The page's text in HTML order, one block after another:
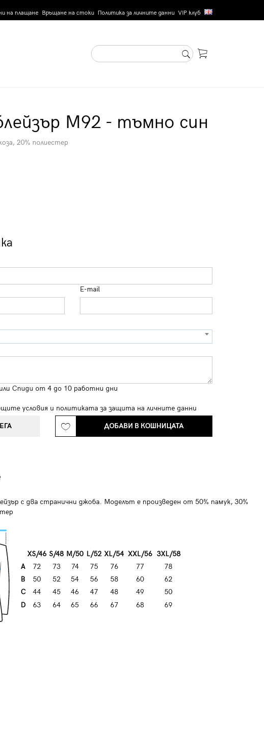
на плащане Връщане на стоки Политика за личните данни VIP клуб
M92 - тъмно син
20% полиестер
E-mail
Спиди от 4 до 10 работни дни
условия и политиката за защита на личните данни
ДОБАВИ В КОШНИЦАТА
с два странични джоба. Моделът е произведен от 50% памук, 30%
XS/46 S/48 M/50 L/52 XL/54 XXL/56 3XL/58
A
72 73 74 75 76 77
78
B
50 52 54 56 58 60
62
C
44 45 46 47 48 49
50
D
63 64 65 66 67 68 69